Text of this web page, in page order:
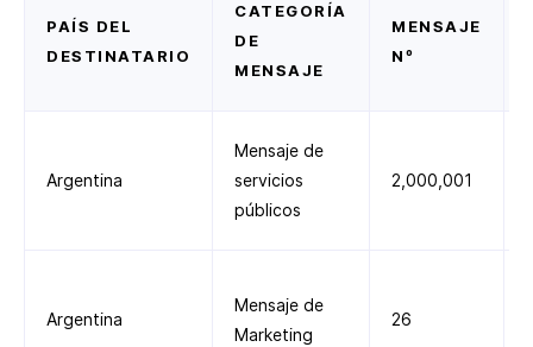
PAÍS DEL
DESTINATARIO
CATEGORÍA
DE
MENSAJE
MENSAJE
Nº
Argentina
Mensaje de
servicios
públicos
2,000,001
Argentina
Mensaje de
Marketing
26